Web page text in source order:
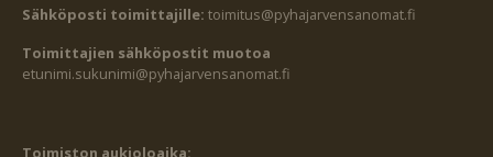
Sähköposti toimittajille: toimitus@pyhajarvensanomat.fi
Toimittajien sähköpostit muotoa
etunimi.sukunimi@pyhajarvensanomat.fi
Toimiston aukioloaika: